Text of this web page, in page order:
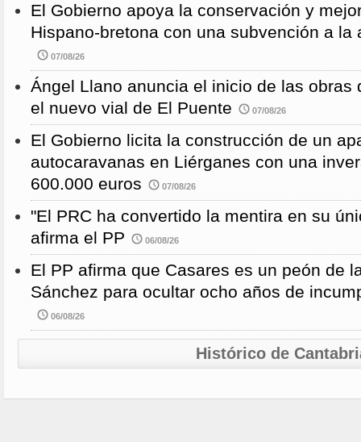
El Gobierno apoya la conservación y
Hispano-bretona con una subvención a la
07/08/26
Ángel Llano anuncia el inicio de las obras
el nuevo vial de El Puente
07/08/26
El Gobierno licita la construcción de un
autocaravanas en Liérganes con una
600.000 euros
07/08/26
"El PRC ha convertido la mentira en su
afirma el PP
06/08/26
El PP afirma que Casares es un peón de
Sánchez para ocultar ocho años de
06/08/26
Histórico de